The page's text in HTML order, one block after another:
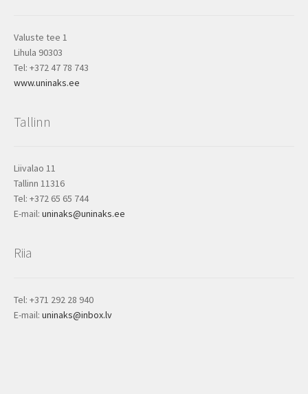
Valuste tee 1
Lihula 90303
Tel: +372 47 78 743
www.uninaks.ee
Tallinn
Liivalao 11
Tallinn 11316
Tel: +372 65 65 744
E-mail: uninaks@uninaks.ee
Riia
Tel: +371 292 28 940
E-mail: uninaks@inbox.lv